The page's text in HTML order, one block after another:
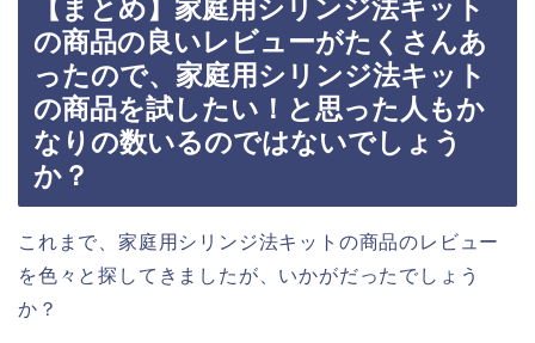
【まとめ】家庭用シリンジ法キット
の商品の良いレビューがたくさんあ
ったので、家庭用シリンジ法キット
の商品を試したい！と思った人もか
なりの数いるのではないでしょう
か？
これまで、家庭用シリンジ法キットの商品のレビュー
を色々と探してきましたが、いかがだったでしょう
か？